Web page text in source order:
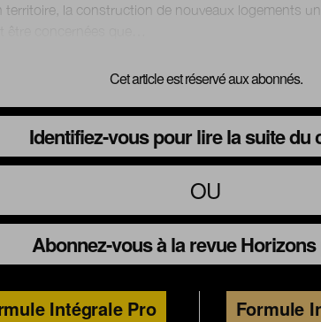
territoire, la construction de nouveaux logements
Cet article est réservé aux abonnés.
Identifiez-vous pour lire la suite du
OU
Abonnez-vous à la revue
Intégrale Pro Formule